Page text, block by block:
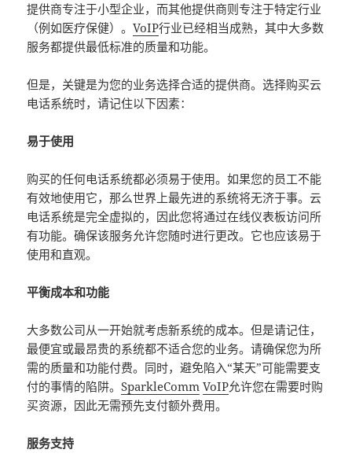
提供商专注于小型企业，而其他提供商则专注于特定行业
（例如医疗保健）。VoIP行业已经相当成熟，其中大多数
服务都提供最低标准的质量和功能。
但是，关键是为您的业务选择合适的提供商。选择购买云
电话系统时，请记住以下因素：
易于使用
购买的任何电话系统都必须易于使用。如果您的员工不能
有效地使用它，那么世界上最先进的系统将无济于事。云
电话系统是完全虚拟的，因此您将通过在线仪表板访问所
有功能。确保该服务允许您随时进行更改。它也应该易于
使用和直观。
平衡成本和功能
大多数公司从一开始就考虑新系统的成本。但是请记住，
最便宜或最昂贵的系统都不适合您的业务。请确保您为所
需的质量和功能付费。同时，避免陷入“某天”可能需要支
付的事情的陷阱。SparkleComm VoIP允许您在需要时购
买资源，因此无需预先支付额外费用。
服务支持